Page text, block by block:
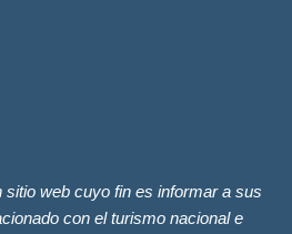
web cuyo fin es informar a sus
con el turismo nacional e